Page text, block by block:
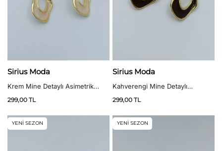
Sirius Moda
Krem Mine Detaylı Asimetrik
299,00 TL
Sirius Moda
Kahverengi Mine Detaylı
299,00 TL
YENİ SEZON YENİ SEZON